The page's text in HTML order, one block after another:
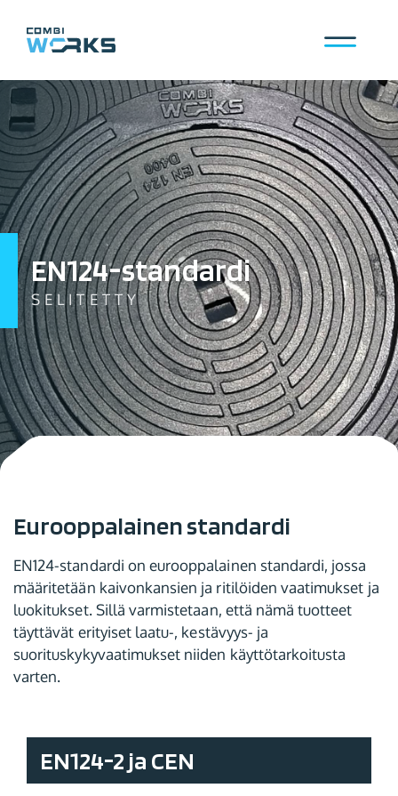
sisältöön
EN124-standardi
SELITETTY
Eurooppalainen standardi
EN124-standardi on eurooppalainen standardi, jossa
määritetään kaivonkansien ja ritilöiden vaatimukset ja
luokitukset. Sillä varmistetaan, että nämä tuotteet
täyttävät erityiset laatu-, kestävyys- ja
suorituskykyvaatimukset niiden käyttötarkoitusta
varten.
EN124-2 ja CEN